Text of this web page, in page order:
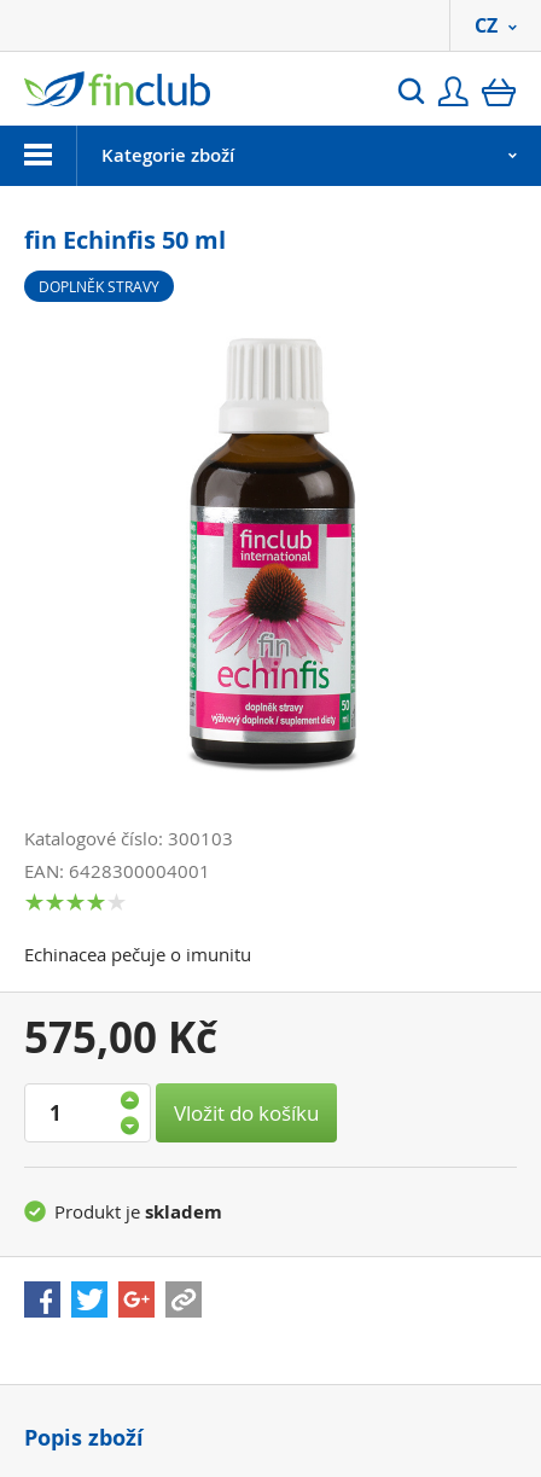
Hledat
CZ
MenuKategorie zboží
fin Echinfis 50 ml
DOPLNĚK STRAVY
Katalogové číslo: 300103
EAN: 6428300004001
Echinacea pečuje o imunitu
Vaše
cena:
575,00 Kč
Vložit do košíku
Produkt je skladem
Popis zboží